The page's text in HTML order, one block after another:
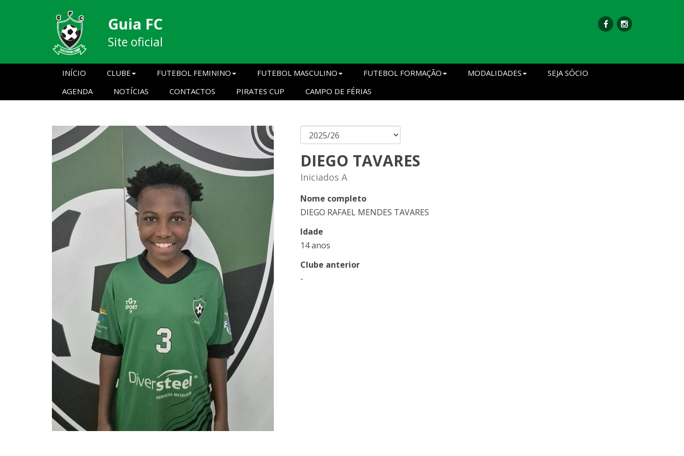
Guia FC
Site oficial
INÍCIO CLUBE FUTEBOL FEMININO FUTEBOL MASCULINO FUTEBOL FORMAÇÃO MODALIDADES
SEJA SÓCIO
AGENDA
NOTÍCIAS CONTACTOS PIRATES CUP CAMPO DE FÉRIAS
DIEGO TAVARES
Iniciados A
Nome completo
DIEGO RAFAEL MENDES TAVARES
Idade
14 anos
Clube anterior
-